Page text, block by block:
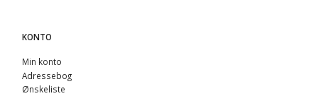
KONTO
Min konto
Adressebog
Ønskeliste